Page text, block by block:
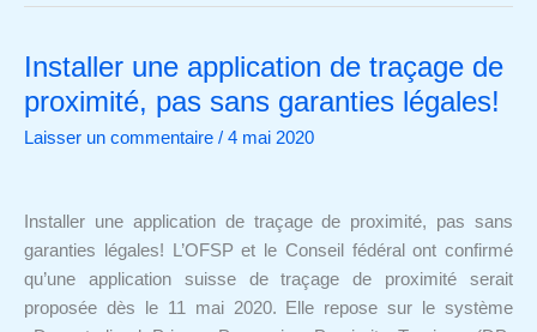
Installer une application de traçage de
proximité, pas sans garanties légales!
Laisser un commentaire / 4 mai 2020
Installer une application de traçage de proximité, pas sans
garanties légales! L’OFSP et le Conseil fédéral ont confirmé
qu’une application suisse de traçage de proximité serait
proposée dès le 11 mai 2020. Elle repose sur le système
Installer
une
application
de
pas
sans
garanties